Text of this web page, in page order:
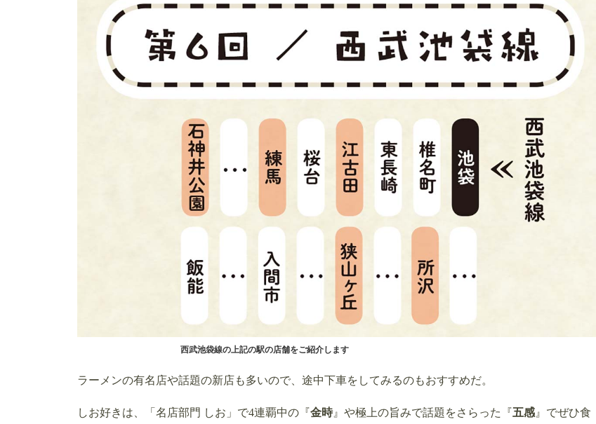
西武池袋線の上記の駅の店舗をご紹介します
ラーメンの有名店や話題の新店も多いので、途中下車をしてみるのもおすすめだ。
しお好きは、「名店部門 しお」で4連覇中の『金時』や極上の旨みで話題をさらった『五感 』でぜひ食